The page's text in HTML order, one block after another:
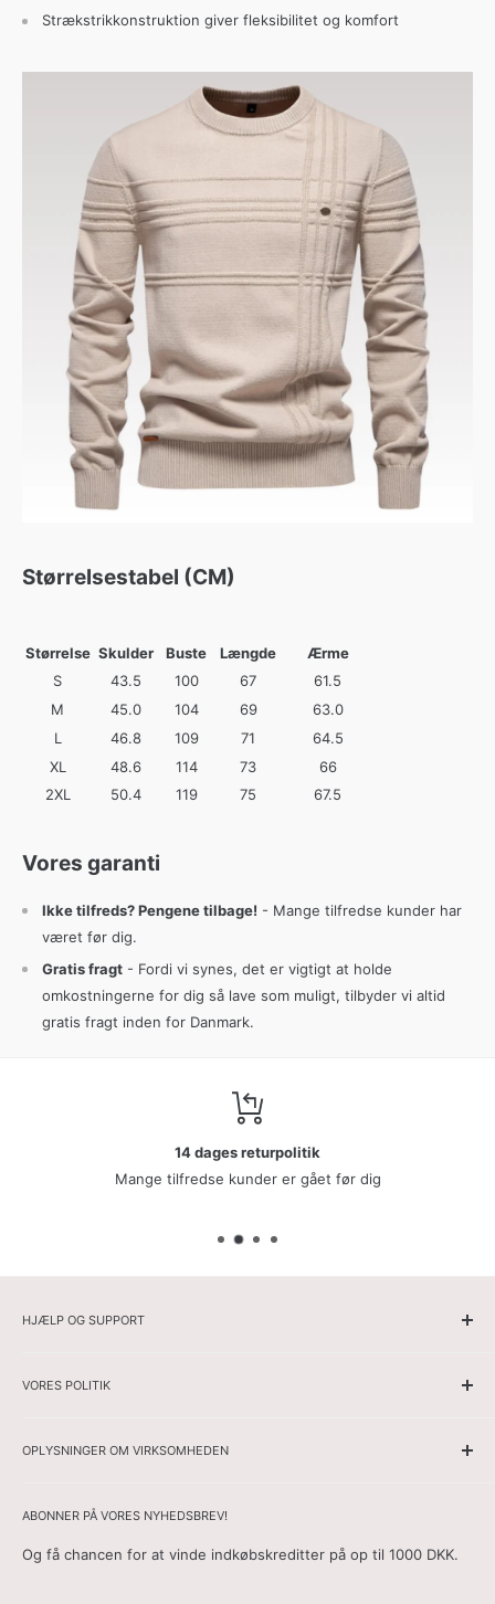
Strækstrikkonstruktion giver fleksibilitet og komfort
Størrelsestabel (CM)
Størrelse Skulder Buste Længde
Ærme
S
43.5 100 67
61.5
M
45.0 104 69
63.0
L
46.8 109 71
64.5
XL
48.6 114 73
66
2XL
50.4 119 75 67.5
Vores garanti
Ikke tilfreds? Pengene tilbage! - Mange tilfredse kunder har
været før dig.
Gratis fragt - Fordi vi synes, det er vigtigt at holde
omkostningerne for dig så lave som muligt, tilbyder vi altid
gratis fragt inden for Danmark.
14 dages returpolitik
Mange tilfredse kunder er gået før dig
HJÆLP OG SUPPORT
Herrer
Spore din ordre
Kontakt
VORES POLITIK
Cookiepolitik
Fortrolighedspolitik
Generelle vilkår og betingelser
OPLYSNINGER OM VIRKSOMHEDEN
Adresse:Torenlaan 5b, Bussum 1402 AT, Holland
Kontaktformular:
ABONNER PÅ VORES NYHEDSBREV!
Og få chancen for at vinde indkøbskreditter på op til 1000 DKK.